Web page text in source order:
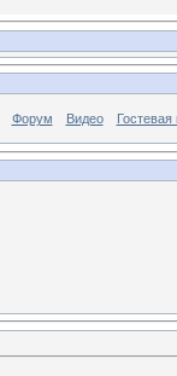
Форум Видео Гостевая